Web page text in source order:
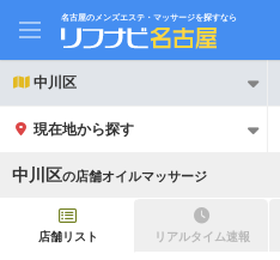
名古屋のメンズエステ・マッサージを探すなら
中川区
現在地から探す
中川区の店舗オイルマッサージ
店舗リスト リアルタイム速報